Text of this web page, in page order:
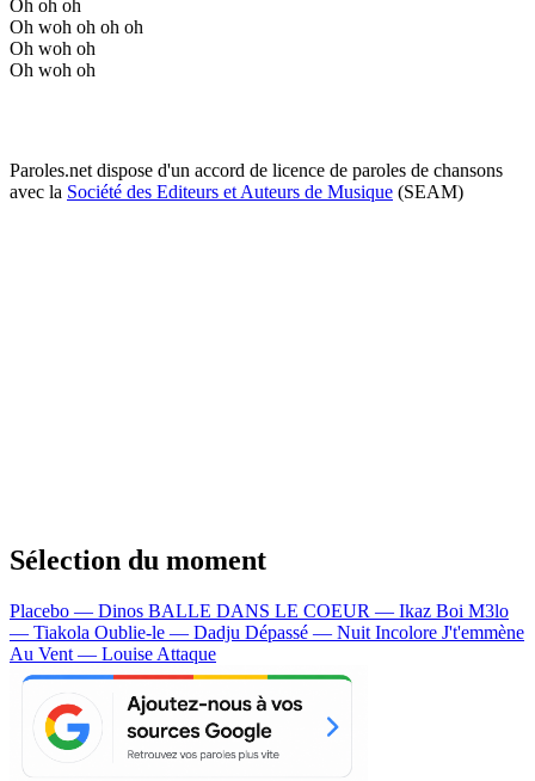
Oh oh oh
Oh woh oh oh oh
Oh woh oh
Oh woh oh
Paroles.net dispose d'un accord de licence de paroles de chansons
avec la Société des Editeurs et Auteurs de Musique (SEAM)
Sélection du moment
Placebo — Dinos BALLE DANS LE COEUR — Ikaz Boi M3lo
— Tiakola Oublie-le — Dadju Dépassé — Nuit Incolore J't'emmène
Au Vent — Louise Attaque